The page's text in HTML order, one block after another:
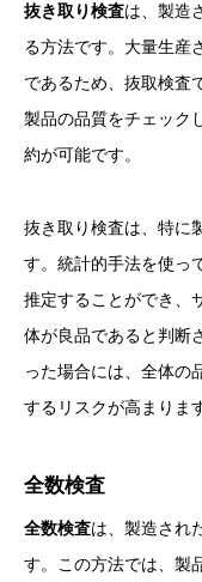
抜き取り検査は、製造
る方法です。大量生産
であるため、抜取検査
製品の品質をチェック
約が可能です。
抜き取り検査は、特に
す。統計的手法を使っ
推定することができ、
体が良品であると判断
った場合には、全体の
するリスクが高まりま
全数検査
全数検査は、製造され
す。この方法では、製